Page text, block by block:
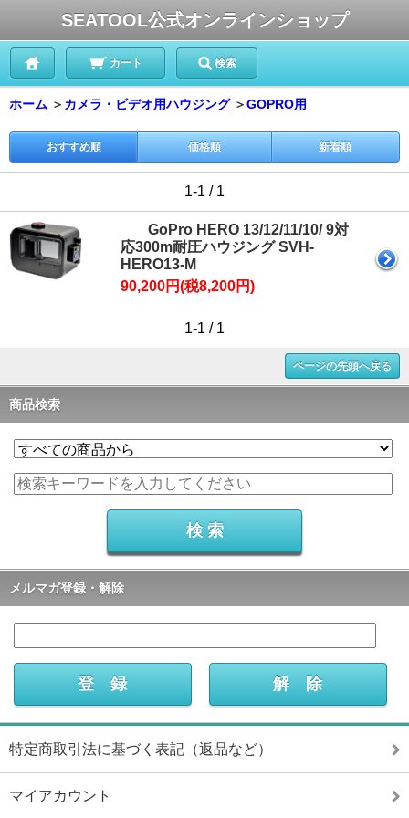
SEATOOL公式オンラインショップ
カート 検索
ホーム ＞ カメラ・ビデオ用ハウジング ＞GOPRO用
おすすめ順 価格順 新着順
1-1 / 1
GoPro HERO 13/12/11/10/ 9対
応300m耐圧ハウジング SVH-
HERO13-M
90,200円(税8,200円)
1-1 / 1
ページの先頭へ戻る
商品検索
メルマガ登録・解除
特定商取引法に基づく表記（返品など）
マイアカウント